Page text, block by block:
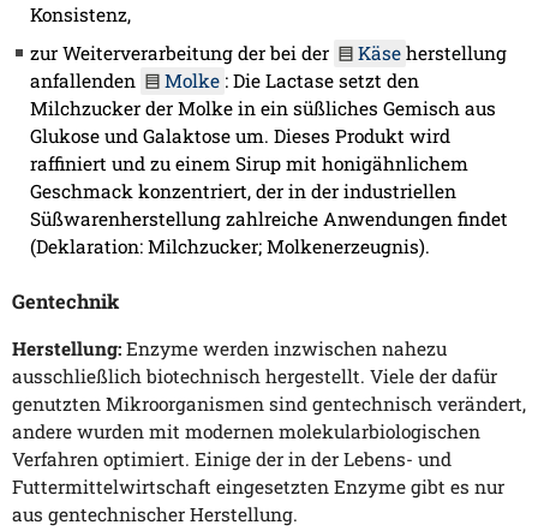
Konsistenz,
zur Weiterverarbeitung der bei der
Käse herstellung
anfallenden
Molke : Die Lactase setzt den
Milchzucker der Molke in ein süßliches Gemisch aus
Glukose und Galaktose um. Dieses Produkt wird
raffiniert und zu einem Sirup mit honigähnlichem
Geschmack konzentriert, der in der industriellen
Süßwarenherstellung zahlreiche Anwendungen findet
(Deklaration: Milchzucker; Molkenerzeugnis).
Gentechnik
Herstellung: Enzyme werden inzwischen nahezu
ausschließlich biotechnisch hergestellt. Viele der dafür
genutzten Mikroorganismen sind gentechnisch verändert,
andere wurden mit modernen molekularbiologischen
Verfahren optimiert. Einige der in der Lebens- und
Futtermittelwirtschaft eingesetzten Enzyme gibt es nur
aus gentechnischer Herstellung.